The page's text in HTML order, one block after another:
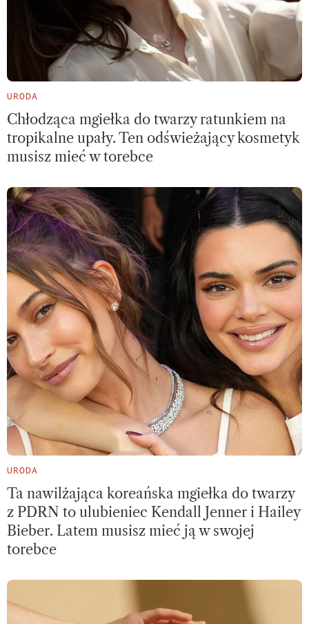
URODA
Chłodząca mgiełka do twarzy ratunkiem na
tropikalne upały. Ten odświeżający kosmetyk
musisz mieć w torebce
URODA
Ta nawilżająca koreańska mgiełka do twarzy
z PDRN to ulubieniec Kendall Jenner i Hailey
Bieber. Latem musisz mieć ją w swojej
torebce